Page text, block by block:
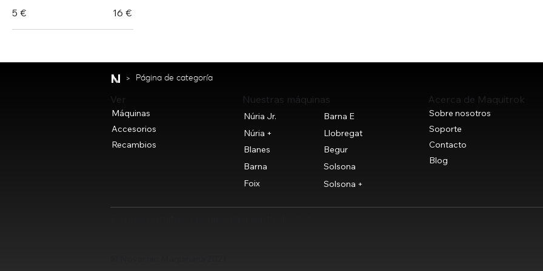
5 € 16 €
> Página de categoría
Ver
Máquinas
Accesorios
Recambios
Nuestras máquinas
Núria Jr.
Barna E
Núria +
Llobregat
Blanes
Begur
Barna
Solsona
Foix
Solsona +
Acerca de Maquitrok
Sobre nosotros
Soporte
Contacto
Blog